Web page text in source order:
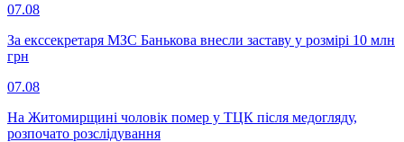
07.08
За екссекретаря МЗС Банькова внесли заставу у розмірі 10 млн
грн
07.08
На Житомирщині чоловік помер у ТЦК після медогляду,
розпочато розслідування